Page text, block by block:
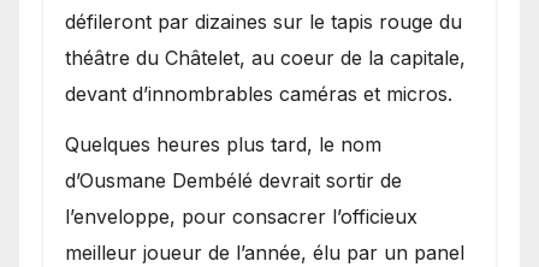
défileront par dizaines sur le tapis rouge du
théâtre du Châtelet, au coeur de la capitale,
devant d’innombrables caméras et micros.
Quelques heures plus tard, le nom
d’Ousmane Dembélé devrait sortir de
l’enveloppe, pour consacrer l’officieux
meilleur joueur de l’année, élu par un panel